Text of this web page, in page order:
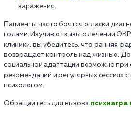
заражения.
Пациенты часто боятся огласки
годами. Изучив отзывы о лечении
клиники, вы убедитесь, что ранняя
возвращает контроль над жизнью.
социальной адаптации возможно
рекомендаций и регулярных сессиях с
психологом.
Обращайтесь для вызова психиатра